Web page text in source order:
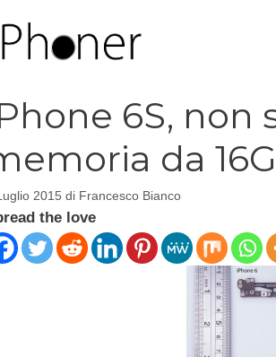
6S, non
da
2015 di Francesco Bianco
the love